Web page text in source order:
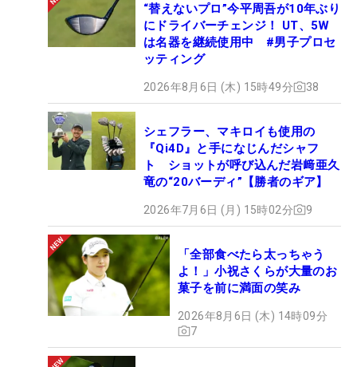
“替えないプロ”今平周吾が10年ぶり
にドライバーチェンジ！ UT、5W
は名器を継続使用中 #男子プロセ
ッティング
2026年8月6日 (木) 15時49分 38
シェフラー、マキロイも使用の
『Qi4D』と手になじんだシャフ
ト ショットが呼び込んだ岩﨑亜久
竜の“20バーディ”【勝者のギア】
2026年7月6日 (月) 15時02分 9
「全部食べたら太っちゃう
よ！」小祝さくらが大量のお
菓子を前に満面の笑み
2026年8月6日 (木) 14時09分
7